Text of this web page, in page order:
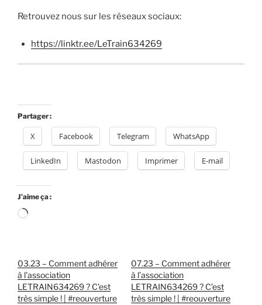
Retrouvez nous sur les réseaux sociaux:
https://linktr.ee/LeTrain634269
Partager :
X Facebook Telegram WhatsApp
LinkedIn Mastodon Imprimer E-mail
J’aime ça :
Chargement…
03.23 – Comment adhérer
à l’association
LETRAIN634269 ? C’est
très simple ! | #reouverture
07.23 – Comment adhérer
à l’association
LETRAIN634269 ? C’est
très simple ! | #reouverture